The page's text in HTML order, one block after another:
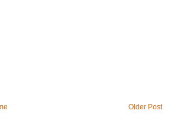
Older Post